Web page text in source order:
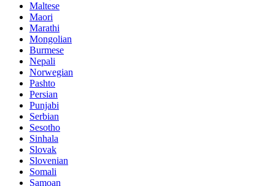
Maltese
Maori
Marathi
Mongolian
Burmese
Nepali
Norwegian
Pashto
Persian
Punjabi
Serbian
Sesotho
Sinhala
Slovak
Slovenian
Somali
Samoan